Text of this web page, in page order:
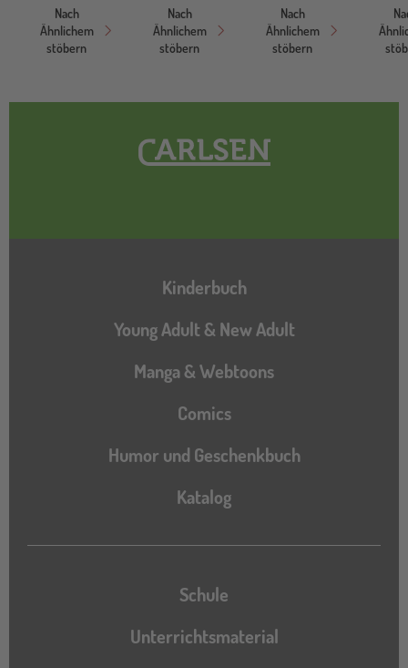
Nach
Ähnlichem
stöbern
Nach
Ähnlichem
stöbern
Nach
Ähnlichem
stöbern
Hauptnavigation
Kinderbuch
Young Adult & New Adult
Manga & Webtoons
Comics
Humor und Geschenkbuch
Katalog
Katalog
Schule
Unterrichtsmaterial